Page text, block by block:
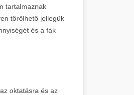
tartalmaznak
törölhető jellegük
és a fák
oktatásra és az